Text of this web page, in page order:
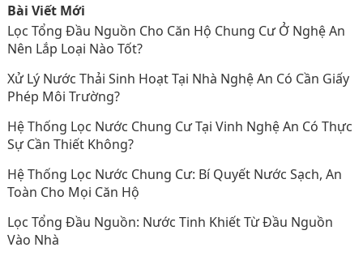
Bài Viết Mới
Lọc Tổng Đầu Nguồn Cho Căn Hộ Chung Cư Ở Nghệ An
Nên Lắp Loại Nào Tốt?
Xử Lý Nước Thải Sinh Hoạt Tại Nhà Nghệ An Có Cần Giấy
Phép Môi Trường?
Hệ Thống Lọc Nước Chung Cư Tại Vinh Nghệ An Có Thực
Sự Cần Thiết Không?
Hệ Thống Lọc Nước Chung Cư: Bí Quyết Nước Sạch, An
Toàn Cho Mọi Căn Hộ
Lọc Tổng Đầu Nguồn: Nước Tinh Khiết Từ Đầu Nguồn
Vào Nhà